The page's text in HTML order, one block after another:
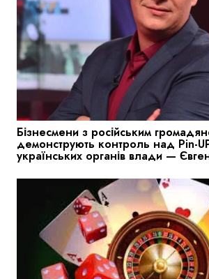
Бізнесмени з російським
демонструють контроль над Pin-
українських органів влади —